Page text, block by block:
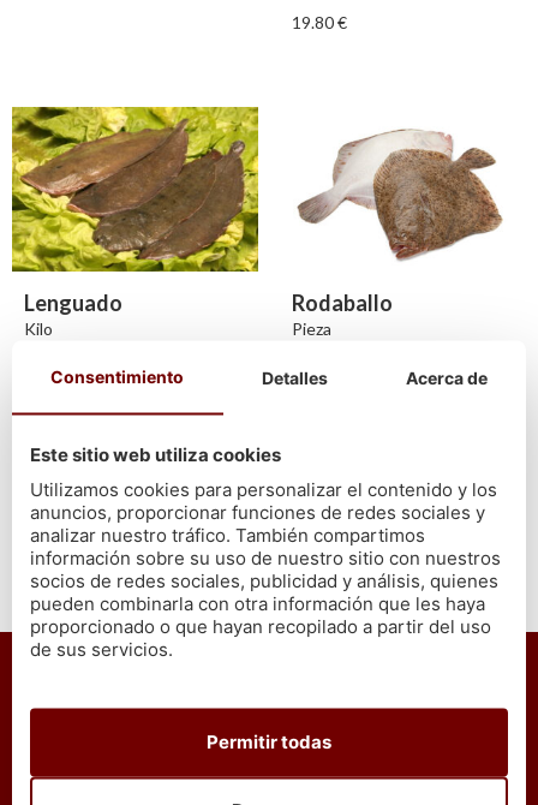
19.80€
Lenguado
Kilo
Rodaballo
Pieza
En Cetárea Burela nos comprometemos a que todos
nuestros mariscos y pescados
son gallegos y de
máxima garantía de calidad y frescura.
Consentimiento Detalles Acerca de
Este sitio web utiliza cookies
Utilizamos cookies para personalizar el contenido y los
anuncios, proporcionar funciones de redes sociales y
analizar nuestro tráfico. También compartimos
información sobre su uso de nuestro sitio con nuestros
socios de redes sociales, publicidad y análisis, quienes
pueden combinarla con otra información que les haya
proporcionado o que hayan recopilado a partir del uso
de sus servicios.
Permitir todas